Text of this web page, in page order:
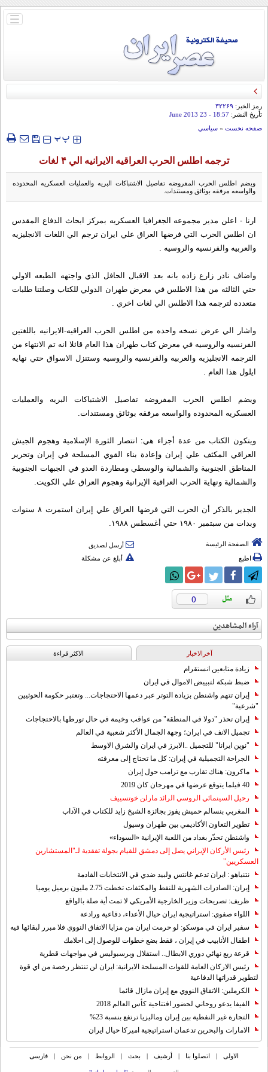
باز
رمز الخبر: ۳۲۲۶۹
تأريخ النشر: 18:57
- 23 June 2013
صفحه نخست » سياسي
‍‍‍ پپ
ترجمه اطلس الحرب العراقیه الایرانیه الي ۴ لغات
ويضم اطلس الحرب المفروضه تفاصيل الاشتباكات البريه والعمليات العسكريه المحدوده
والواسعه مرفقه بوثائق ومستندات.
ارنا - اعلن مدير مجموعه الجغرافيا العسكريه بمركز ابحاث الدفاع المقدس
ان اطلس الحرب التي فرضها العراق علي ايران ترجم الي اللغات الانجليزيه
والعربيه والفرنسيه والروسيه .
واضاف نادر زارع زاده بانه بعد الاقبال الحافل الذي واجتهه الطبعه الاولي
حتي الثالثه من هذا الاطلس في معرض طهران الدولي للكتاب وصلتنا طلبات
متعدده لترجمه هذا الاطلس الي لغات اخري .
واشار الي عرض نسخه واحده من اطلس الحرب العراقيه-الايرانيه باللغتين
الفرنسيه والروسيه في معرض كتاب طهران هذا العام قائلا انه تم الانتهاء‌ من
الترجمه الانجليزيه والعربيه والفرنسيه والروسيه وستنزل الاسواق حتي نهايه
ايلول هذا العام .
ويضم اطلس الحرب المفروضه تفاصيل الاشتباكات البريه والعمليات
العسكريه المحدوده والواسعه مرفقه بوثائق ومستندات.
ويتكون الكتاب من عدة أجزاء هي: انتصار الثورة الإسلامية وهجوم الجيش
العراقي المكثف علي إيران وإعادة بناء القوي المسلحة في إيران وتحرير
المناطق الجنوبية والشمالية والوسطي ومطاردة العدو في الجبهات الجنوبية
والشمالية ونهاية الحرب العراقية الإيرانية وهجوم العراق علي الكويت.
الجدير بالذكر أن الحرب التي فرضها العراق علي إيران استمرت ۸ سنوات
وبدات من سبتمبر ۱۹۸۰ حتي أغسطس ۱۹۸۸.
الصفحة الرئيسة
أرسل لصديق
اطبع
أبلغ عن مشكلة
0
آراء المشاهدين
آخرالاخبار الاکثر قراءة
زيادة متابعين انستقرام
ضبط شبكة لتبييض الاموال في ايران
إيران تتهم واشنطن بزيادة التوتر عبر دعمها الاحتجاجات... وتعتبر حكومة الحوثيين
"شرعية"
إيران تحذر "دولا في المنطقة" من عواقب وخيمة في حال تورطها بالاحتجاجات
تجميل الانف في ايران؛ وجهة الجمال الأكثر شعبية في العالم
"نوين ايرانا" للتجميل ..الابرز في ايران والشرق الاوسط
الجراحة التجميلية في إيران: كل ما تحتاج إلى معرفته
ماكرون: هناك تقارب مع ترامب حول إيران
40 فيلما يتوقع عرضها في مهرجان كان 2019
رحيل السينمائي الروسي الرائد مارلن خوتسييف
المغربي بنسالم حميش يفوز بجائزة الشيخ زايد للكتاب في الآداب
تطوير التعاون الأكاديمي بين طهران وسيول
واشنطن تحذّر بغداد من اللعبة الإيرانية «السوداء»
رئيس الأركان الإيراني يصل إلى دمشق للقيام بجولة تفقدية لـ"المستشارين
العسكريين"
نتنياهو : ايران تدعم غانتس ولبيد ضدي في الانتخابات القادمة
إيران: الصادرات الشهریة للنفط والمكثفات تخطت 2.75 مليون برميل يوميا
ظريف: تصريحات وزير الخارجية الأمريكي لا تمت أية صلة بالواقع
اللواء صفوي: استراتيجية ايران حيال الأعداء، دفاعية ورادعة
سفير ايران في موسكو: لو حرمت ايران من مزايا الاتفاق النووي فلا مبرر لبقائها فيه
اطفال الأنابيب في إيران ، فقط بضع خطوات للوصول إلى احلامك
قرعة ربع نهائي دوري الابطال.. استقلال وبرسبوليس في مواجهات قطرية
رئيس الاركان العامة للقوات المسلحة الايرانية: ايران لن تنتظر رخصة من اي قوة
لتطوير قدراتها الدفاعية
الكرملين: الاتفاق النووي مع إيران مازال قائما
الفيفا يدعو روحاني لحضور افتتاحية كأس العالم 2018
التجارة غیر النفطیة بین إیران ومالیزیا ترتفع بنسبة 23%
الامارات والبحرين تدعمان استراتيجية اميركا حيال ايران
الاولی اتصلوا بنا أرشیف بحث الروابط من نحن فارسی